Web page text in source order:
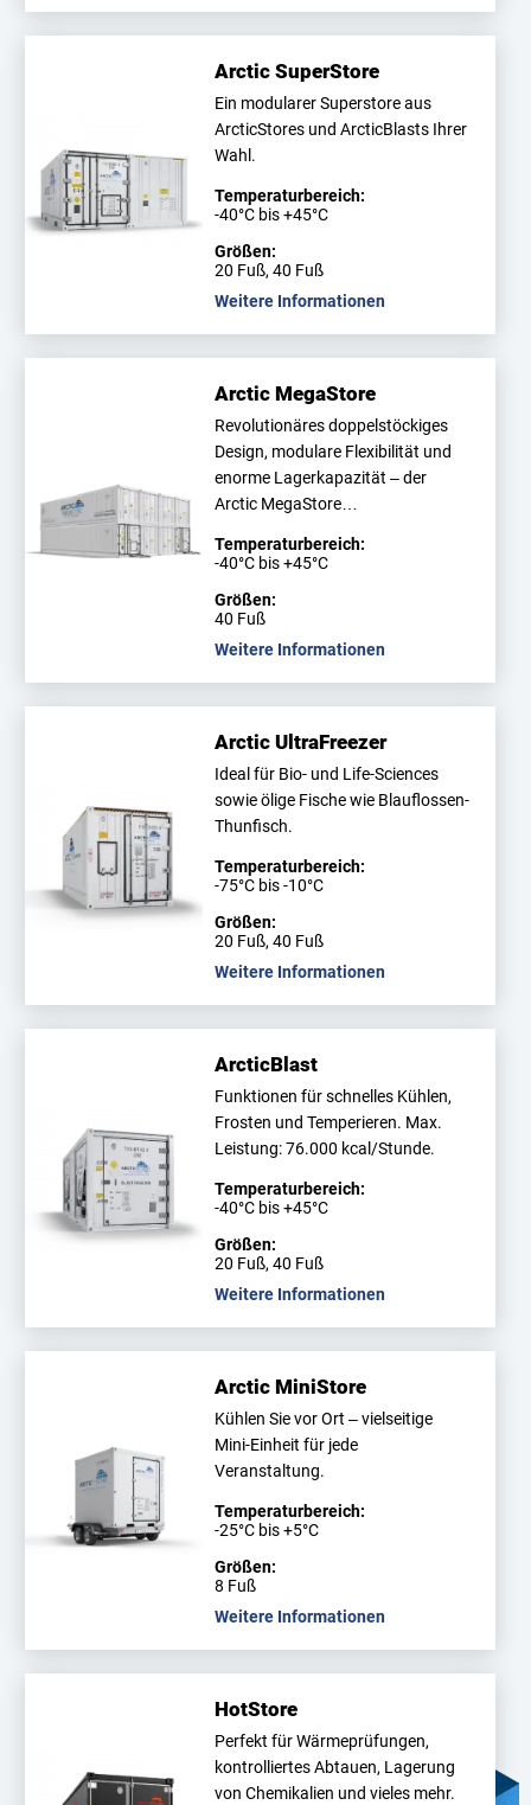
Arctic SuperStore
Ein modularer Superstore aus
ArcticStores und ArcticBlasts Ihrer
Wahl.
Temperaturbereich:
-40°C bis +45°C
Größen:
20 Fuß, 40 Fuß
Weitere Informationen
Arctic MegaStore
Revolutionäres doppelstöckiges
Design, modulare Flexibilität und
enorme Lagerkapazität – der
Arctic MegaStore…
Temperaturbereich:
-40°C bis +45°C
Größen:
40 Fuß
Weitere Informationen
Arctic UltraFreezer
Ideal für Bio- und Life-Sciences
sowie ölige Fische wie Blauflossen-
Thunfisch.
Temperaturbereich:
-75°C bis -10°C
Größen:
20 Fuß, 40 Fuß
Weitere Informationen
ArcticBlast
Funktionen für schnelles Kühlen,
Frosten und Temperieren. Max.
Leistung: 76.000 kcal/Stunde.
Temperaturbereich:
-40°C bis +45°C
Größen:
20 Fuß, 40 Fuß
Weitere Informationen
Arctic MiniStore
Kühlen Sie vor Ort – vielseitige
Mini-Einheit für jede
Veranstaltung.
Temperaturbereich:
-25°C bis +5°C
Größen:
8 Fuß
Weitere Informationen
HotStore
Perfekt für Wärmeprüfungen,
kontrolliertes Abtauen, Lagerung
von Chemikalien und vieles mehr.